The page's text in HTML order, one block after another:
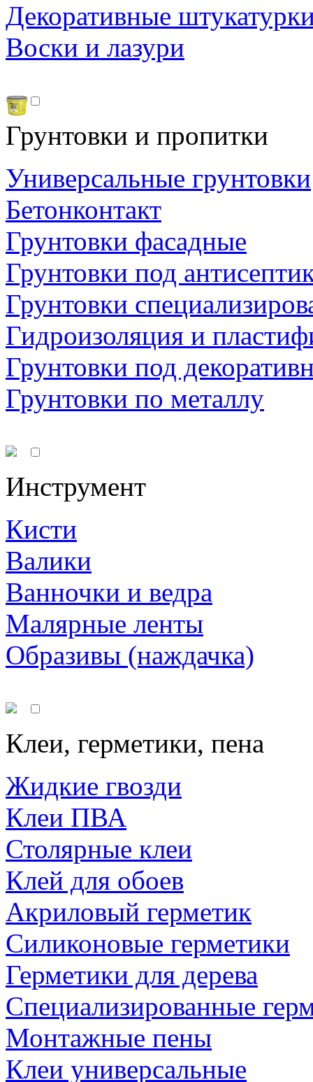
Декоративные
Воски и лазури
Грунтовки и пропитки
Универсальные грунтовки
Бетонконтакт
Грунтовки фасадные
Грунтовки под
Грунтовки
Гидроизоляция и
Грунтовки под
Грунтовки по металлу
Инструмент
Кисти
Валики
Ванночки и ведра
Малярные ленты
Образивы (наждачка)
Клеи, герметики, пена
Жидкие гвозди
Клеи ПВА
Столярные клеи
Клей для обоев
Акриловый герметик
Силиконовые герметики
Герметики для дерева
Специализированные
Монтажные пены
Клеи универсальные